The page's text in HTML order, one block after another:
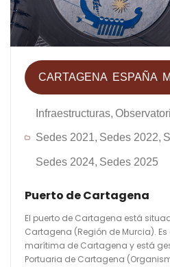
CARTAGENA ESPAÑA
Infraestructuras
Sedes 2021 Sedes 2022
Sedes 2024 Sedes 2025
Puerto de Cartagena
El puerto de Cartagena está
Cartagena (Región de Murcia).
marítima de Cartagena y está
Portuaria de Cartagena